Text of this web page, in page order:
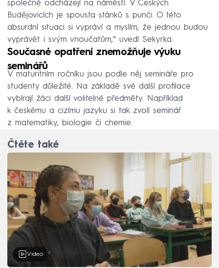
společně odcházejí na náměstí. V Českých
Budějovicích je spousta stánků s punči. O této
absurdní situaci si vypráví a myslím, že jednou budou
vyprávět i svým vnoučatům,“ uvedl Sekyrka.
Současné opatření znemožňuje výuku
seminářů
V maturitním ročníku jsou podle něj semináře pro
studenty důležité. Na základě své další profilace
vybírají žáci další volitelné předměty. Například
k českému a cizímu jazyku si tak zvolí seminář
z matematiky, biologie či chemie.
Čtěte také
Video